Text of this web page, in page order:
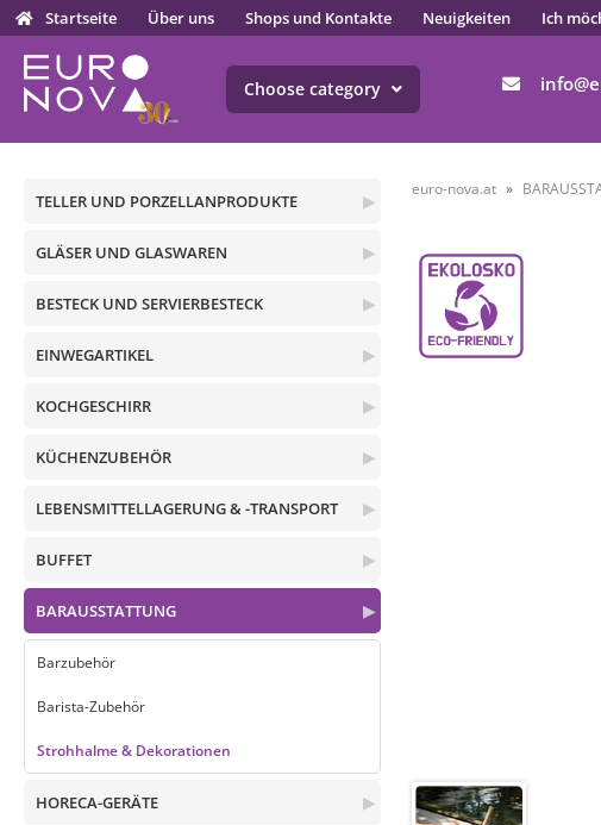
Startseite Über uns Shops und Kontakte Neuigkeiten Ich
info
Choose category
▶
TELLER UND PORZELLANPRODUKTE
▶
GLÄSER UND GLASWAREN
▶
BESTECK UND SERVIERBESTECK
▶
EINWEGARTIKEL
▶
KOCHGESCHIRR
▶
KÜCHENZUBEHÖR
▶
LEBENSMITTELLAGERUNG & -TRANSPORT
▶
BUFFET
▶
BARAUSSTATTUNG
Barzubehör
Barista-Zubehör
Strohhalme & Dekorationen
▶
HORECA-GERÄTE
euro-nova.at